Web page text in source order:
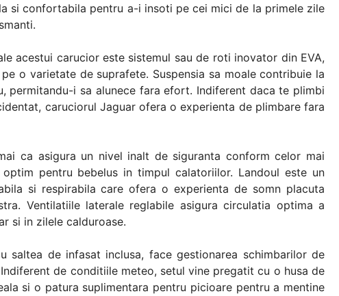
si confortabila pentru a-i insoti pe cei mici de la primele zile
acestui carucior este sistemul sau de roti inovator din EVA,
o varietate de suprafete. Suspensia sa moale contribuie la
permitandu-i sa alunece fara efort. Indiferent daca te plimbi
caruciorul Jaguar ofera o experienta de plimbare fara
ca asigura un nivel inalt de siguranta conform celor mai
pentru bebelus in timpul calatoriilor. Landoul este un
si respirabila care ofera o experienta de somn placuta
Ventilatiile laterale reglabile asigura circulatia optima a
si in zilele calduroase.
saltea de infasat inclusa, face gestionarea schimbarilor de
de conditiile meteo, setul vine pregatit cu o husa de
si o patura suplimentara pentru picioare pentru a mentine